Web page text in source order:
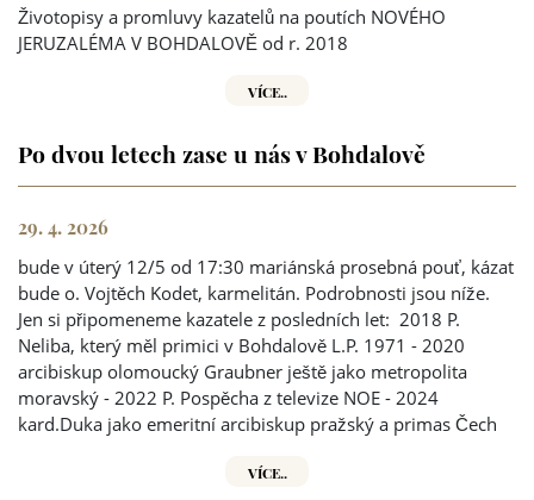
Životopisy a promluvy kazatelů na poutích NOVÉHO
JERUZALÉMA V BOHDALOVĚ od r. 2018
VÍCE..
Po dvou letech zase u nás v Bohdalově
29. 4. 2026
bude v úterý 12/5 od 17:30 mariánská prosebná pouť, kázat
bude o. Vojtěch Kodet, karmelitán. Podrobnosti jsou níže.
Jen si připomeneme kazatele z posledních let: 2018 P.
Neliba, který měl primici v Bohdalově L.P. 1971 - 2020
arcibiskup olomoucký Graubner ještě jako metropolita
moravský - 2022 P. Pospěcha z televize NOE - 2024
kard.Duka jako emeritní arcibiskup pražský a primas Čech
VÍCE..